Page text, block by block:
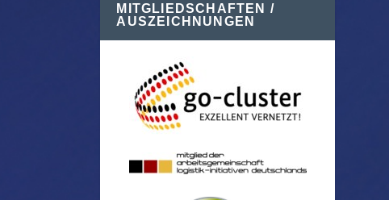
MITGLIEDSCHAFTEN /
AUSZEICHNUNGEN